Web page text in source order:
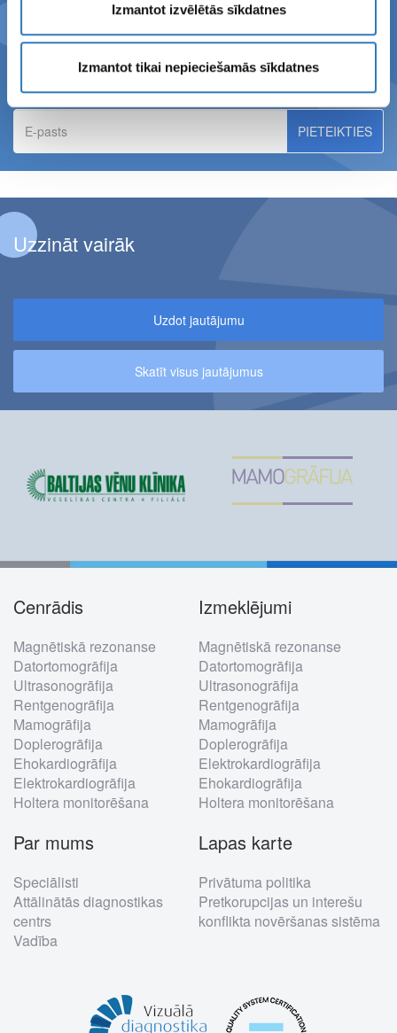
Izmantot izvēlētās sīkdatnes
Izmantot tikai nepieciešamās sīkdatnes
Piesakies SIA ''Vizuālā diagnostika''
jaunumiem!
E-
pasts
Uzzināt vairāk
Uzdot jautājumu
Skatīt visus jautājumus
Footer
menu
Cenrādis
Magnētiskā rezonanse
Datortomogrāfija
Ultrasonogrāfija
Rentgenogrāfija
Mamogrāfija
Doplerogrāfija
Ehokardiogrāfija
Elektrokardiogrāfija
Holtera monitorēšana
Izmeklējumi
Magnētiskā rezonanse
Datortomogrāfija
Ultrasonogrāfija
Rentgenogrāfija
Mamogrāfija
Doplerogrāfija
Elektrokardiogrāfija
Ehokardiogrāfija
Holtera monitorēšana
Par mums
Speciālisti
Attālinātās diagnostikas
centrs
Vadība
Lapas karte
Privātuma politika
Pretkorupcijas un interešu
konflikta novēršanas sistēma